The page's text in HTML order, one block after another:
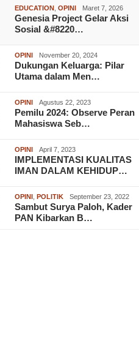
EDUCATION ,OPINI Maret 7, 2026
Genesia Project Gelar Aksi
Sosial &#8220…
OPINI November 20, 2024
Dukungan Keluarga: Pilar
Utama dalam Men…
OPINI Agustus 22, 2023
Pemilu 2024: Observe Peran
Mahasiswa Seb…
OPINI April 7, 2023
IMPLEMENTASI KUALITAS
IMAN DALAM KEHIDUP…
OPINI , POLITIK September 23, 2022
Sambut Surya Paloh, Kader
PAN Kibarkan B…